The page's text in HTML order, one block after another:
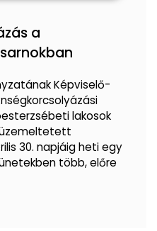
a
Képviselő-
lakosok
üzemeltetett
30. napjáig heti egy
több, előre